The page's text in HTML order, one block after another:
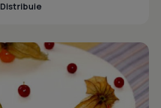
Distribuie